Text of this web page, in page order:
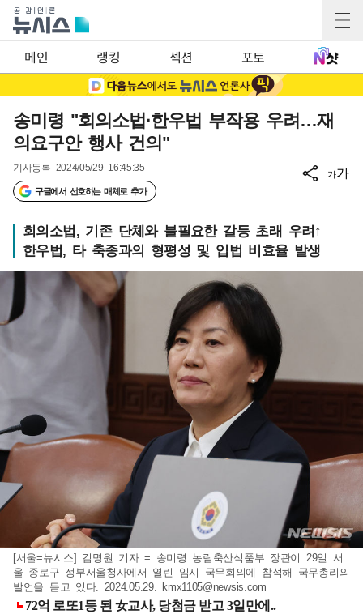
메인 랭킹 섹션 포토
송미령 "회의소법·한우법 부작용 우려…재
의요구안 행사 건의"
기사등록 2024/05/29 16:45:35
구글에서 선호하는 매체로 추가
가가
회의소법, 기존 단체와 불필요한 갈등 초래 우려↑
한우법, 타 축종과의 형평성 및 입법 비효율 발생
[서울=뉴시스] 김명원 기자 = 송미령 농림축산식품부 장관이 29일 서
울 종로구 정부서울청사에서 열린 임시 국무회의에 참석해 국무총리의
발언을 듣고 있다. 2024.05.29.
kmx1105@newsis.com